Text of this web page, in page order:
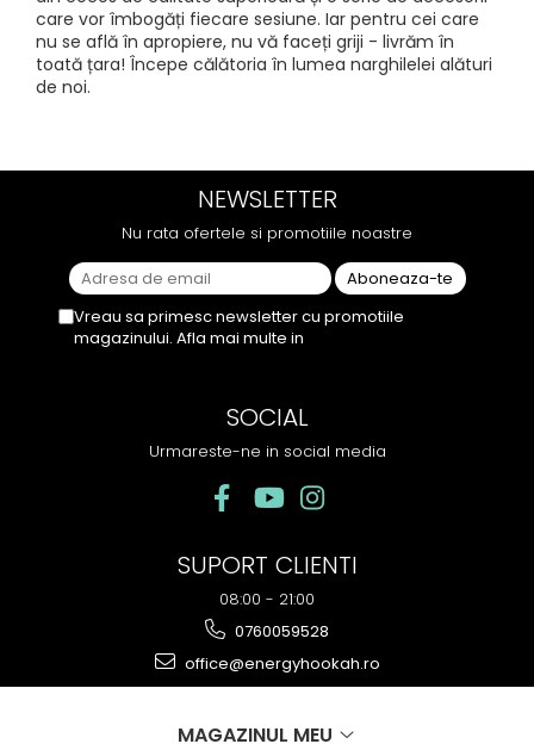
care vor îmbogăți fiecare sesiune. Iar pentru cei care
nu se află în apropiere, nu vă faceți griji - livrăm în
toată țara! Începe călătoria în lumea narghilelei alături
de noi.
NEWSLETTER
Nu rata ofertele si promotiile noastre
Vreau sa primesc newsletter cu promotiile
magazinului. Afla mai multe in
SOCIAL
Urmareste-ne in social media
SUPORT CLIENTI
08:00 - 21:00
0760059528
office@energyhookah.ro
MAGAZINUL MEU